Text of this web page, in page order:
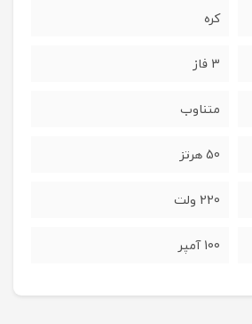
کره
3 فاز
متناوب
50 هرتز
220 ولت
100 آمپر